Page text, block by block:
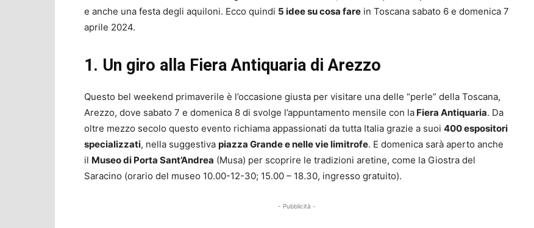
e anche una festa degli aquiloni. Ecco quindi 5 idee su cosa fare in Toscana sabato 6 e domenica 7
aprile 2024.
1. Un giro alla Fiera Antiquaria di Arezzo
Questo bel weekend primaverile è l’occasione giusta per visitare una delle “perle” della Toscana,
Arezzo, dove sabato 7 e domenica 8 di svolge l’appuntamento mensile con la Fiera Antiquaria. Da
oltre mezzo secolo questo evento richiama appassionati da tutta Italia grazie a suoi 400 espositori
specializzati, nella suggestiva piazza Grande e nelle vie limitrofe. E domenica sarà aperto anche
il Museo di Porta Sant’Andrea (Musa) per scoprire le tradizioni aretine, come la Giostra del
Saracino (orario del museo 10.00-12-30; 15.00 – 18.30, ingresso gratuito).
- Pubblicità -